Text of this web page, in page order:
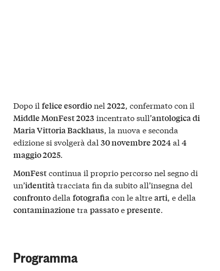
Dopo il felice esordionel 2022, confermato con il
Middle MonFest 2023 incentrato sull’antologica di
Maria Vittoria Backhaus, la nuova e seconda
edizione si svolgerà dal 30 novembre 2024al 4
maggio 2025.
MonFestcontinua il proprio percorso nel segno di
un’identitàtracciata fin da subito all’insegna del
confrontodella fotografiacon le altrearti, e della
contaminazione tra passatoepresente.
Programma